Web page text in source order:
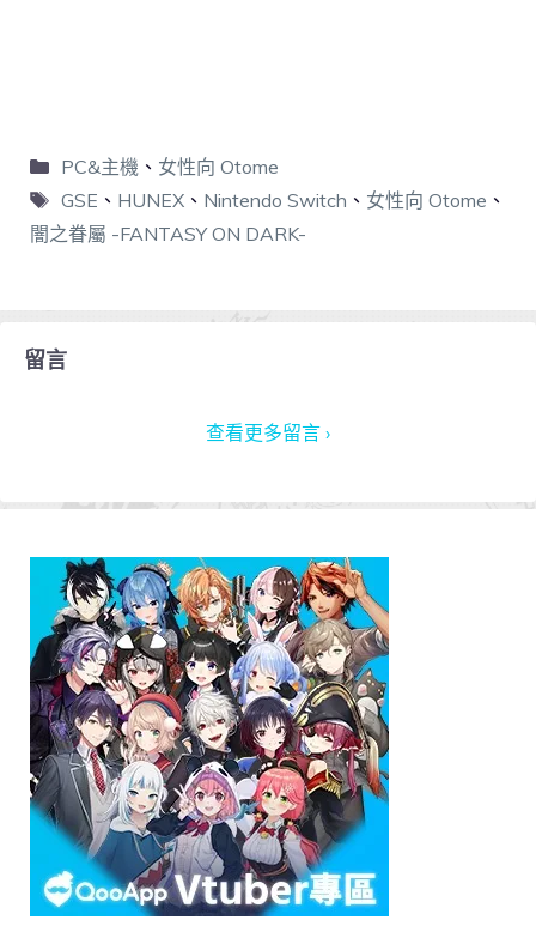
PC&主機 、 女性向 Otome
GSE 、 HUNEX、 Nintendo Switch 、 女性向 Otome 、
闇之眷屬 -FANTASY ON DARK-
留言
查看更多留言 ›